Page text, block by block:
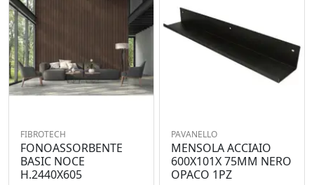
FIBROTECH
FONOASSORBENTE
BASIC NOCE
H.2440X605
PAVANELLO
MENSOLA ACCIAIO
600X101X 75MM NERO
OPACO 1PZ